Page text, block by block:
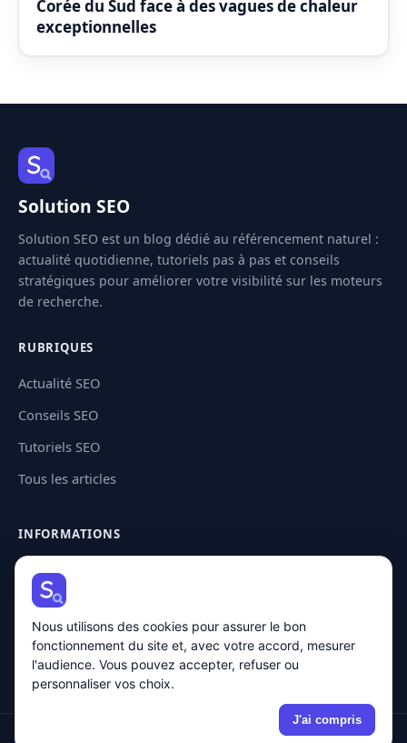
Corée du Sud face à des vagues de chaleur
exceptionnelles
Solution SEO
Solution SEO est un blog dédié au référencement naturel :
actualité quotidienne, tutoriels pas à pas et conseils
stratégiques pour améliorer votre visibilité sur les moteurs
de recherche.
RUBRIQUES
Actualité SEO
Conseils SEO
Tutoriels SEO
Tous les articles
INFORMATIONS
Contact
Plan de site
Mentions légales
Politique de confidentialité
Nous utilisons des cookies pour assurer le bon
fonctionnement du site et, avec votre accord, mesurer
l'audience. Vous pouvez accepter, refuser ou
personnaliser vos choix.
J'ai compris